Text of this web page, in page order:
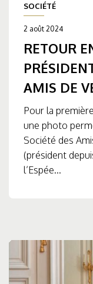
SOCIÉTÉ
2 août 2024
RETOUR
AMIS DE
Pour la
une photo
Société des
(président
l’Espée...